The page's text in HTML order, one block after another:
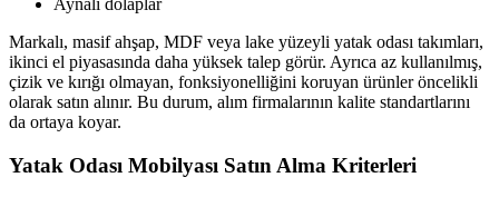
Aynalı dolaplar
Markalı, masif ahşap, MDF veya lake yüzeyli yatak odası takımları,
ikinci el piyasasında daha yüksek talep görür. Ayrıca az kullanılmış,
çizik ve kırığı olmayan, fonksiyonelliğini koruyan ürünler öncelikli
olarak satın alınır. Bu durum, alım firmalarının kalite standartlarını
da ortaya koyar.
Yatak Odası Mobilyası Satın Alma Kriterleri